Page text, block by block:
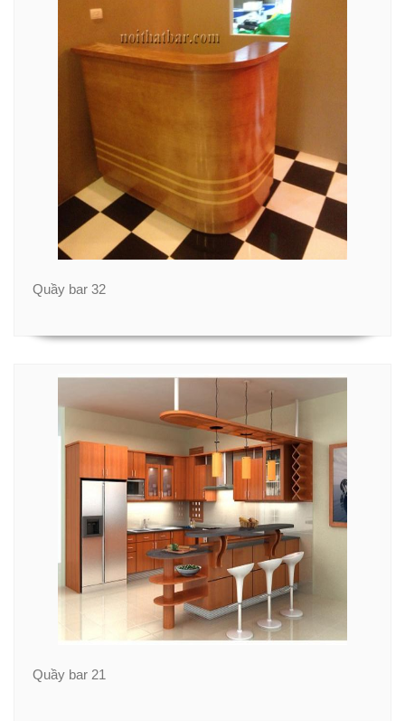
Quầy bar 32
Quầy bar 21